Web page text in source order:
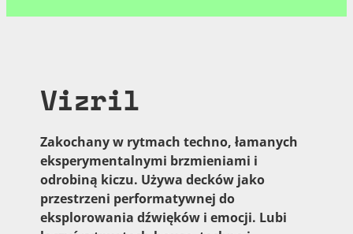
Vizril
Zakochany w rytmach techno, łamanych
eksperymentalnymi brzmieniami i
odrobiną kiczu. Używa decków jako
przestrzeni performatywnej do
eksplorowania dźwięków i emocji. Lubi